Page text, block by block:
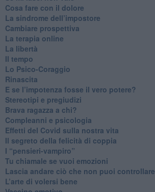
Cosa fare con il dolore
​La sindrome dell’impostore
​Cambiare prospettiva
La terapia online
La libertà
​Il tempo
​Lo Psico-Coraggio
Rinascita
​E se l’impotenza fosse il vero potere?
Stereotipi e pregiudizi
​Brava ragazza a chi?
​Compleanni e psicologia
Effetti del Covid sulla nostra vita
Il segreto della felicità di coppia
​I “pensieri-vampiro”
​Tu chiamale se vuoi emozioni
​Lascia andare ciò che non puoi controllare
L’arte di volersi bene